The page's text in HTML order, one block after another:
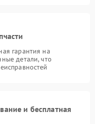
гарантия на
детали, что
и бесплатная